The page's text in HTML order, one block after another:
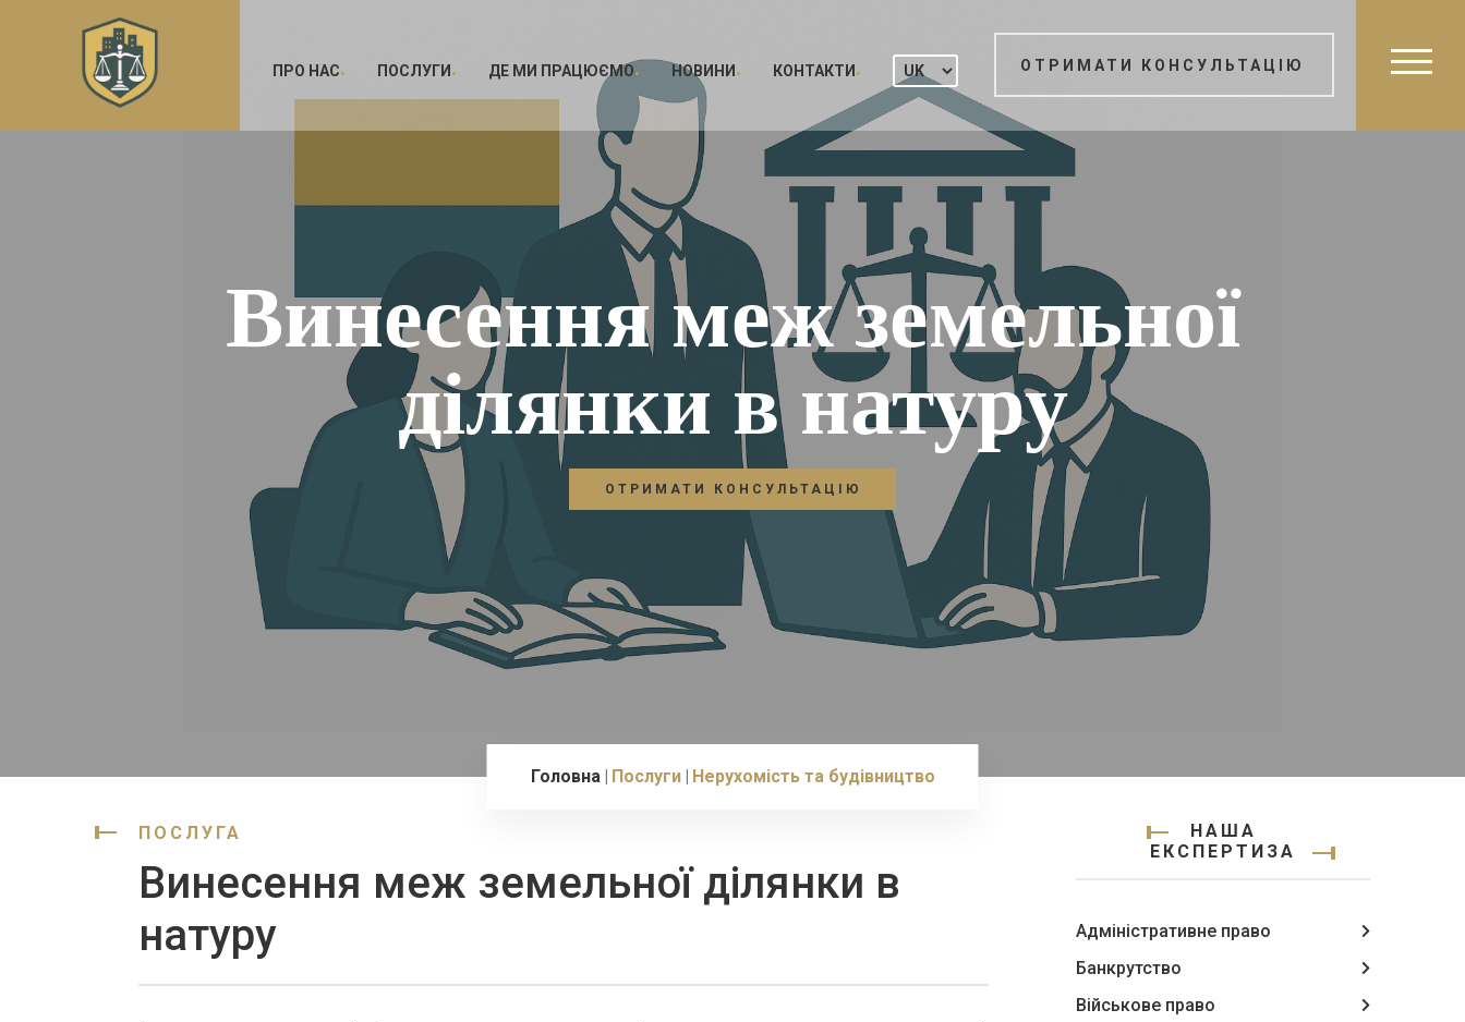
ПРО НАС ПОСЛУГИ ДЕ МИ ПРАЦЮЄМО НОВИНИ КОНТАКТИ ОТРИМАТИ КОНСУЛЬТАЦІЮ
Винесення меж земельної
ділянки в натуру
ОТРИМАТИ КОНСУЛЬТАЦІЮ
Головна Послуги Нерухомість та будівництво
ПОСЛУГА
Винесення меж земельної ділянки в
натуру
НАША
ЕКСПЕРТИЗА
Адміністративне право
Банкрутство
Військове право